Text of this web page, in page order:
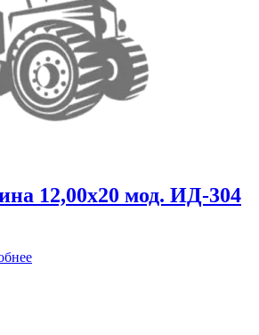
12,00х20 мод. ИД-304